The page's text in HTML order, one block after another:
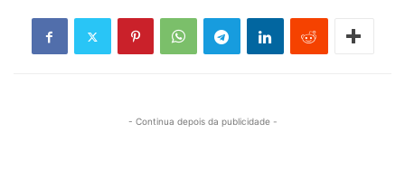
- Continua depois da publicidade -